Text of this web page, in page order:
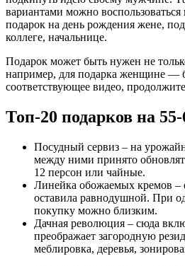
вариантами можно
подарок на день рождения жене,
коллеге, начальнице.
Подарок может быть нужен не
например, для подарка женщине —
соответствующее видео,
Топ-20 подарков на 55-
Посудный сервиз – на
между ними принято
12 персон или чайные.
Линейка обожаемых кремов –
оставила равнодушной. При
покупку можно близким.
Дачная революция – сюда
преображает загородную
меблировка, деревья,